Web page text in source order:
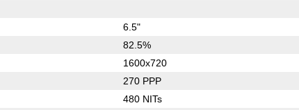
6.5"
82.5%
1600x720
270 PPP
480 NITs